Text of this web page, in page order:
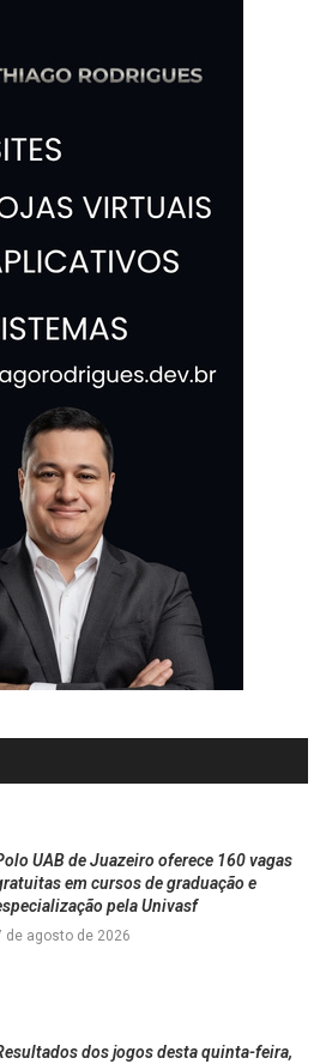
UAB de Juazeiro oferece 160 vagas
em cursos de graduação e
pela Univasf
de agosto de 2026
dos jogos desta quinta-feira,